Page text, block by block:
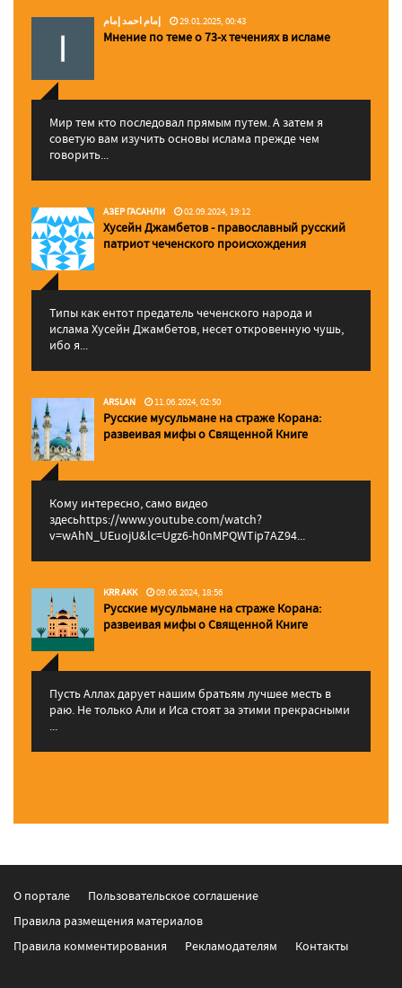
إمام احمد إمام 29.01.2025, 00:43
Мнение по теме о 73-х течениях в исламе
Мир тем кто последовал прямым путем. А затем я
советую вам изучить основы ислама прежде чем
говорить...
АЗЕР ГАСАНЛИ 02.09.2024, 19:12
Хусейн Джамбетов - православный русский
патриот чеченского происхождения
Типы как ентот предатель чеченского народа и
ислама Хусейн Джамбетов, несет откровенную чушь,
ибо я...
ARSLAN 11.06.2024, 02:50
Русские мусульмане на страже Корана:
pазвеивая мифы о Священной Книге
Кому интересно, само видео
здесьhttps://www.youtube.com/watch?
v=wAhN_UEuojU&lc=Ugz6-h0nMPQWTip7AZ94...
KRR AKK 09.06.2024, 18:56
Русские мусульмане на страже Корана:
pазвеивая мифы о Священной Книге
Пусть Аллах дарует нашим братьям лучшее месть в
раю. Не только Али и Иса стоят за этими прекрасными
...
О портале
Пользовательское соглашение
Правила размещения материалов
Правила комментирования
Рекламодателям Контакты